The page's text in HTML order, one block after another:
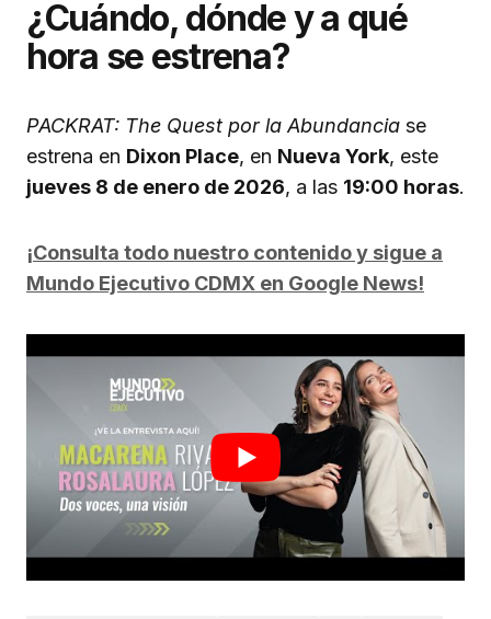
¿Cuándo, dónde y a qué
hora se estrena?
PACKRAT: The Quest por la Abundancia se
estrena en Dixon Place, en Nueva York, este
jueves 8 de enero de 2026, a las 19:00 horas.
¡Consulta todo nuestro contenido y sigue a
Mundo Ejecutivo CDMX en Google News!